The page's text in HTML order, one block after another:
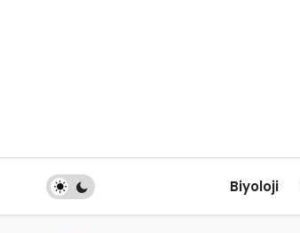
Biyoloji